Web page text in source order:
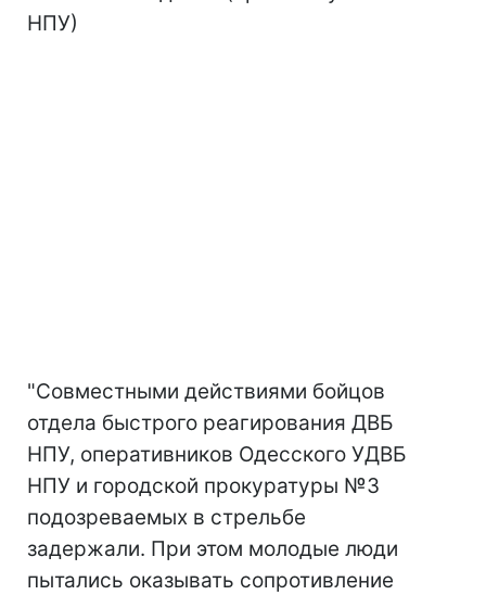
НПУ)
"Совместными действиями бойцов
отдела быстрого реагирования ДВБ
НПУ, оперативников Одесского УДВБ
НПУ и городской прокуратуры №3
подозреваемых в стрельбе
задержали. При этом молодые люди
пытались оказывать сопротивление